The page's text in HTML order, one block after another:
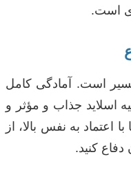
است.
است. آمادگی کامل
اسلاید جذاب و مؤثر و
اعتماد به نفس بالا، از
دفاع کنید.